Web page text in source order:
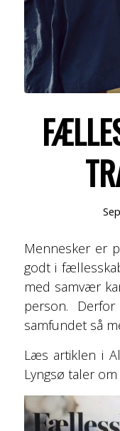
Mennesker er
godt i
med samvær
person.
samfundet så
Læs artiklen i
Lyngsø taler